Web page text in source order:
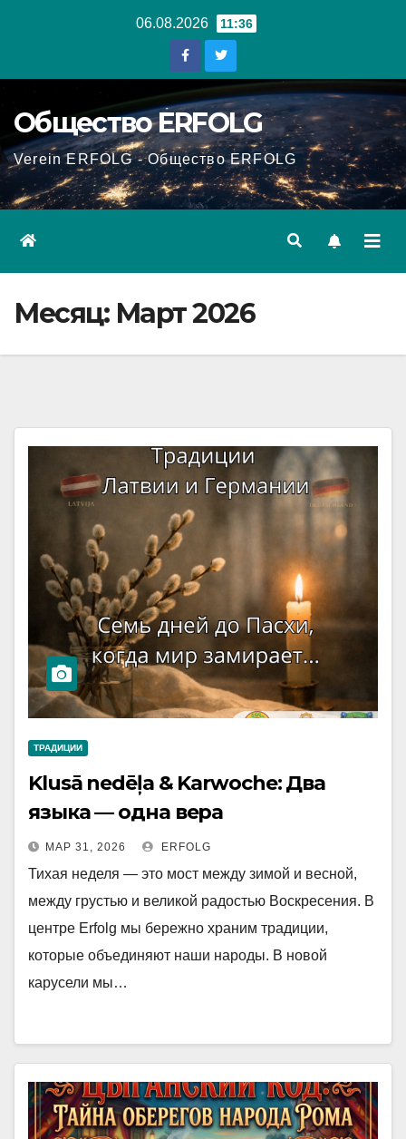
06.08.2026 11:36
Общество ERFOLG
Verein ERFOLG - Общество ERFOLG
Месяц: Март 2026
ТРАДИЦИИ
Klusā nedēļa & Karwoche: Два
языка — одна вера
МАР 31, 2026 ERFOLG
Тихая неделя — это мост между зимой и весной,
между грустью и великой радостью Воскресения. В
центре Erfolg мы бережно храним традиции,
которые объединяют наши народы. В новой
карусели мы…